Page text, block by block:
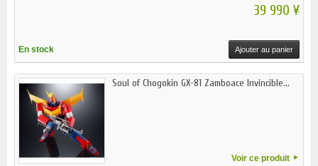
39 990 ¥
En stock Ajouter au panier
Soul of Chogokin GX-81 Zamboace Invincible...
Voir ce produit